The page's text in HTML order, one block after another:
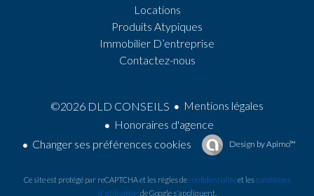
Locations
Produits Atypiques
Immobilier D’entreprise
Contactez-nous
©2026 DLD CONSEILS
Mentions légales
Honoraires d'agence
Changer ses préférences cookies
Design byApimo™
Ce site est protégé par reCAPTCHA et les règles deconfidentialitéet lesconditions
d'utilisation de Google s'appliquent.